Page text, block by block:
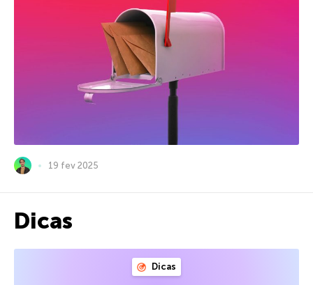
19 fev 2025
Dicas
Dicas